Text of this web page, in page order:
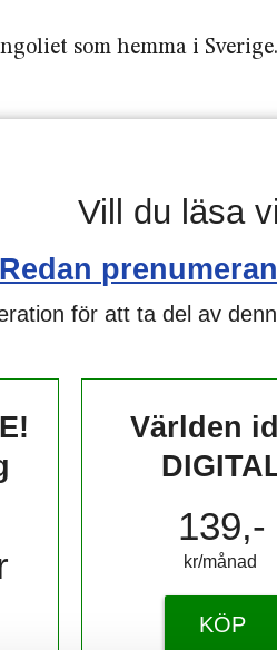
som hemma i
Vill du läsa
Redan
för att ta del av
Världen
139,-
kr/månad ​​​​​​
KÖP